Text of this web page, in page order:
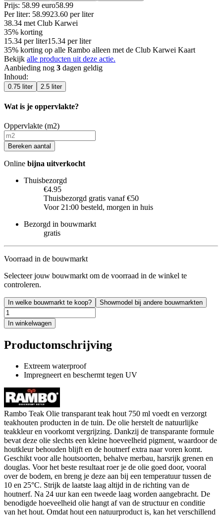
Prijs: 58.99 euro58.99
Per liter: 58.9923.60 per liter
38.34 met Club Karwei
35% korting
15.34 per liter15.34 per liter
35% korting op alle Rambo alleen met de Club Karwei Kaart
Bekijk alle producten uit deze actie.
Aanbieding nog 3 dagen geldig
Inhoud:
0.75 liter 2.5 liter
Wat is je oppervlakte?
Oppervlakte (m2)
Bereken aantal
Online bijna uitverkocht
Thuisbezorgd
€4.95
Thuisbezorgd gratis vanaf €50
Voor 21:00 besteld, morgen in huis
Bezorgd in bouwmarkt
gratis
Voorraad in de bouwmarkt
Selecteer jouw bouwmarkt om de voorraad in de winkel te
controleren.
In welke bouwmarkt te koop? Showmodel bij andere bouwmarkten
In winkelwagen
Productomschrijving
Extreem waterproof
Impregneert en beschermt tegen UV
Rambo Teak Olie transparant teak hout 750 ml voedt en verzorgt
teakhouten producten in de tuin. De olie herstelt de natuurlijke
teakkleur en voorkomt vergrijzing. Dankzij de transparante formule
bevat deze olie slechts een kleine hoeveelheid pigment, waardoor de
houtkleur behouden blijft en de houtnerf extra naar voren komt.
Geschikt voor alle houtsoorten, behalve merbau, harsrijk grenen en
douglas. Voor het beste resultaat roer je de olie goed door, vooral
over de bodem, en breng je deze aan bij een temperatuur tussen de
10 en 25°C. Strijk de laatste laag altijd in de richting van de
houtnerf. Na 24 uur kan een tweede laag worden aangebracht. De
benodigde hoeveelheid olie hangt af van de structuur en conditie
van het hout. Omdat hout een natuurproduct is, kan het verschillend